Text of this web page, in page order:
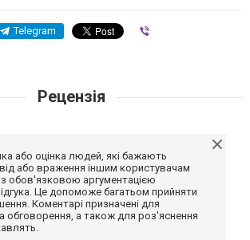
Telegram
Рецензія
або оцінка людей, які бажають
або враження іншим користувачам
обов'язковою аргументацією
Це допоможе багатьом прийняти
Коментарі призначені для
обговорення, а також для роз'яснення